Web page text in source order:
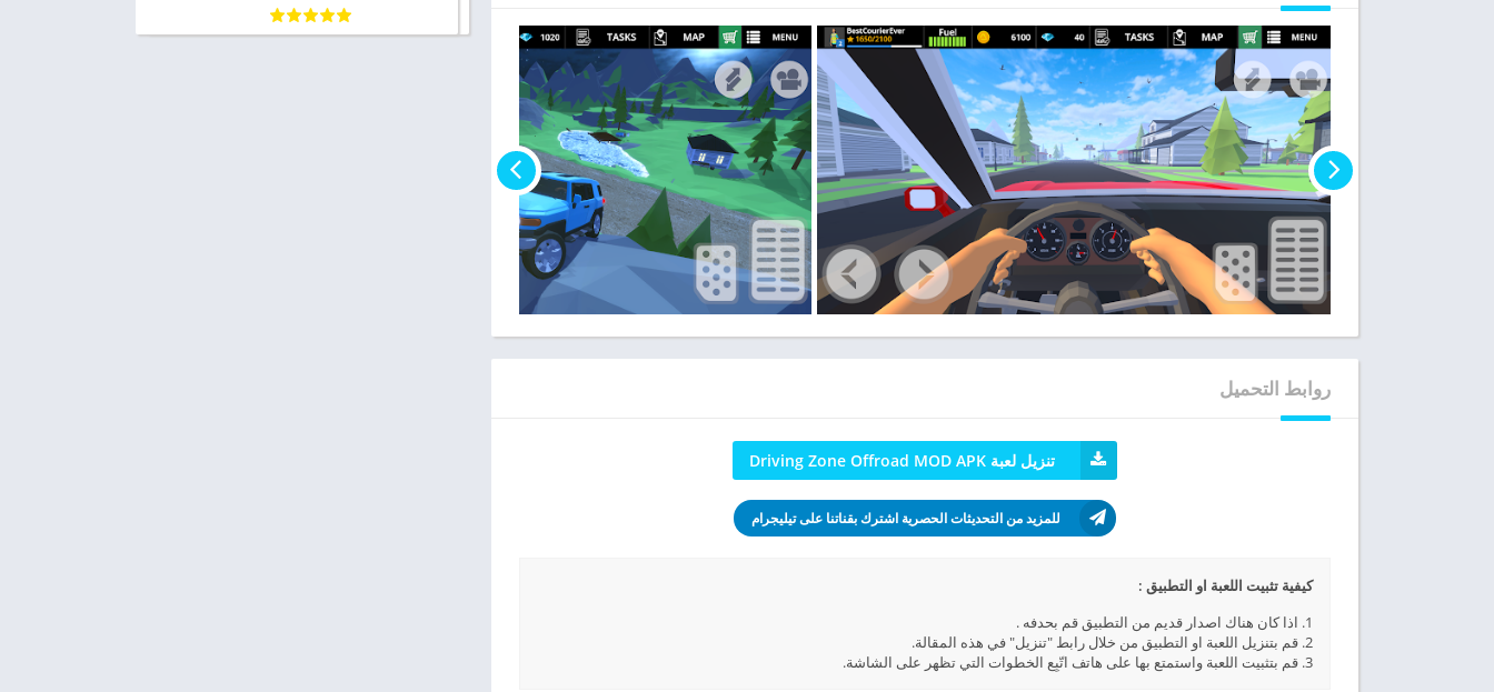
روابط التحميل
تنزيل لعبة Driving Zone Offroad MOD APK
للمزيد من التحديثات الحصرية اشترك بقناتنا على تيليجرام
كيفية تثبيت اللعبة او التطبيق :
1. اذا كان هناك اصدار قديم من التطبيق قم بحدفه .
2. قم بتنزيل اللعبة او التطبيق من خلال رابط "تنزيل" في هذه المقالة.
3. قم بتثبيت اللعبة واستمتع بها على هاتف اتّبِع الخطوات التي تظهر على الشاشة.